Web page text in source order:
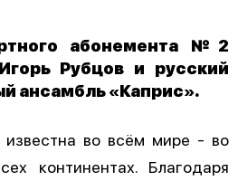
абонемента №2
Рубцов и русский
ансамбль «Каприс».
известна во всём мире - во
континентах. Благодаря